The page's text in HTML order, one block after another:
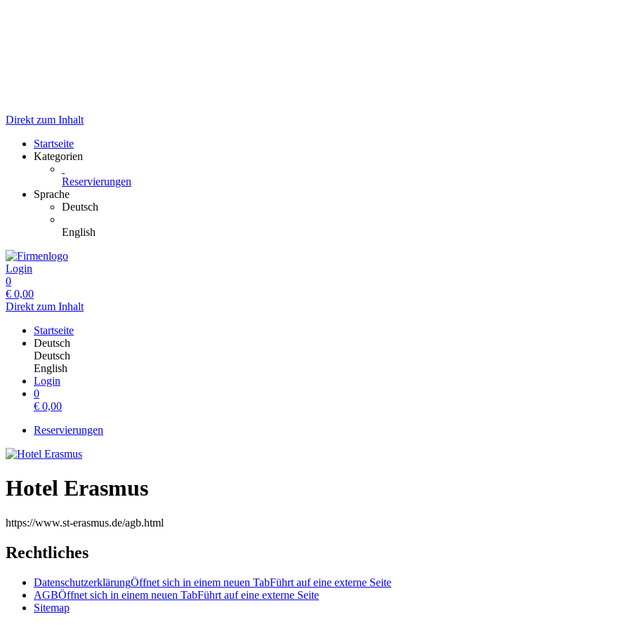
Direkt zum Inhalt
Startseite
Kategorien
Reservierungen
Sprache
Deutsch
English
Login
0
€ 0,00
Direkt zum Inhalt
Startseite
Deutsch
Deutsch
English
Login
0
€ 0,00
Reservierungen
Hotel Erasmus
https://www.st-erasmus.de/agb.html
Rechtliches
DatenschutzerklärungÖffnet sich in einem neuen TabFührt auf eine externe Seite
AGBÖffnet sich in einem neuen TabFührt auf eine externe Seite
Sitemap